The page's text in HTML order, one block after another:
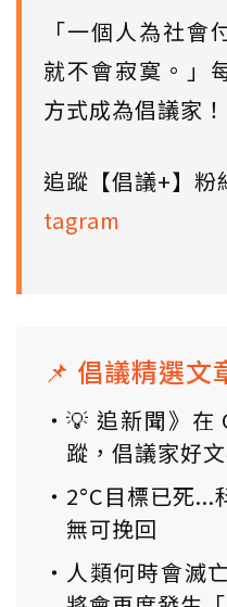
「一個人為社會
就不會寂寞。」
方式成為倡議家！
追蹤【倡議+】粉
tagram
📌 倡議精選文
💡 追新聞》在
蹤，倡議家好
2°C目標已死...
無可挽回
人類何時會滅